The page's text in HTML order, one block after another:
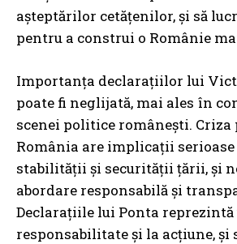
așteptărilor cetățenilor, și să
pentru a construi o Românie
Importanța declarațiilor lui
poate fi neglijată, mai ales în
scenei politice românești.
România are implicații serioase
stabilității și securității țării, și
abordare responsabilă și
Declarațiile lui Ponta reprezintă
responsabilitate și la acțiune, și